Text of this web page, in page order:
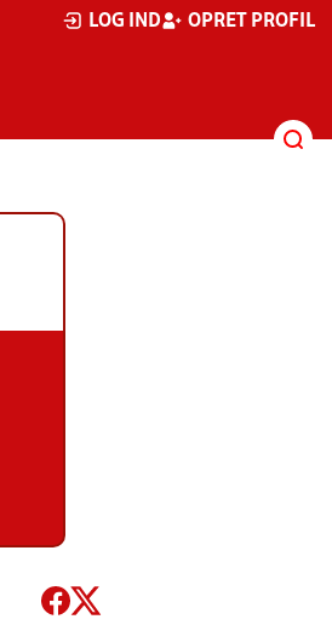
LOG IND OPRET PROFIL